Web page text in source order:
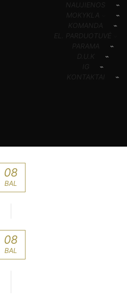
NAUJIENOS
MOKYKLA
KOMANDA
EL. PARDUOTUVĖ
PARAMA
D.U.K
IG
KONTAKTAI
08
BAL
08
BAL